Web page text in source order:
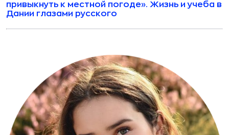
привыкнуть к местной погоде». Жизнь и учеба в
Дании глазами русского